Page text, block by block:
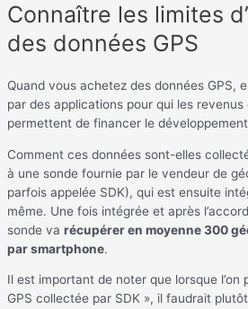
Connaître les limites
des données GPS
Quand vous achetez des données GPS,
par des applications pour qui les
permettent de financer le
Comment ces données sont-elles
à une sonde fournie par le vendeur de
parfois appelée SDK), qui est ensuite
même. Une fois intégrée et après
sonde va récupérer en moyenne 300
par smartphone.
Il est important de noter que lorsque l’on
GPS collectée par SDK », il faudrait